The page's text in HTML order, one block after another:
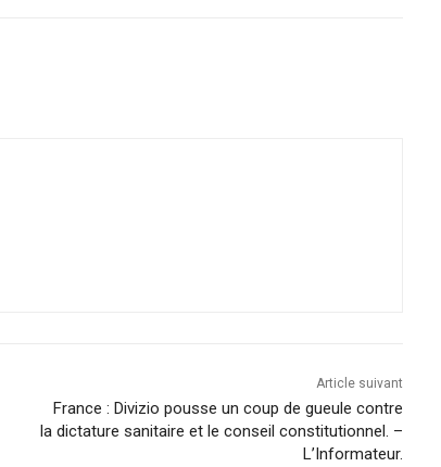
Article suivant
France : Divizio pousse un coup de gueule contre
la dictature sanitaire et le conseil constitutionnel. –
L’Informateur.